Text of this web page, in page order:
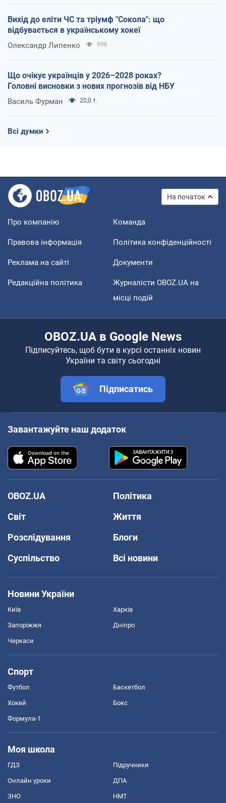
Вихід до еліти ЧС та тріумф "Сокола": що
відбувається в українському хокеї
Олександр Липенко 996
Що очікує українців у 2026–2028 роках?
Головні висновки з нових прогнозів від НБУ
Василь Фурман 20,0 т.
Всі думки
На початок
Про компанію Команда
Правова інформація Політика конфіденційності
Реклама на сайті Документи
Редакційна політика
Журналісти OBOZ.UA на
місці подій
OBOZ.UA в Google News
Підписуйтесь, щоб бути в курсі останніх новин
України та світу сьогодні
Підписатись
Завантажуйте наш додаток
OBOZ.UA
Політика
Світ
Життя
Розслідування
Блоги
Суспільство
Всі новини
Новини України
Київ Харків
Запоріжжя Дніпро
Черкаси
Спорт
Футбол Баскетбол
Хокей Бокс
Формула-1
Моя школа
ГДЗ Підручники
Онлайн уроки ДПА
ЗНО НМТ